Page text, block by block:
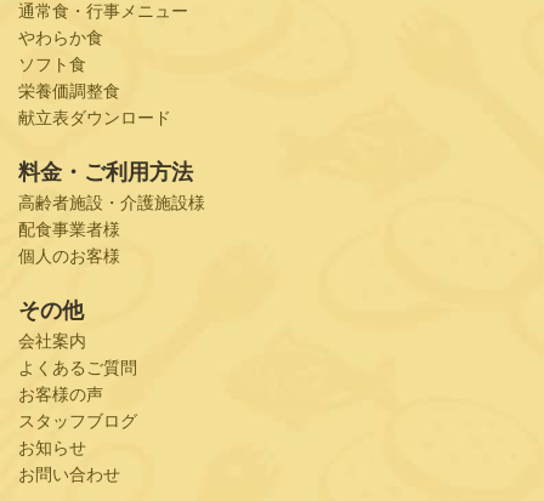
通常食・行事メニュー
やわらか食
ソフト食
栄養価調整食
献立表ダウンロード
料金・ご利用方法
高齢者施設・介護施設様
配食事業者様
個人のお客様
その他
会社案内
よくあるご質問
お客様の声
スタッフブログ
お知らせ
お問い合わせ